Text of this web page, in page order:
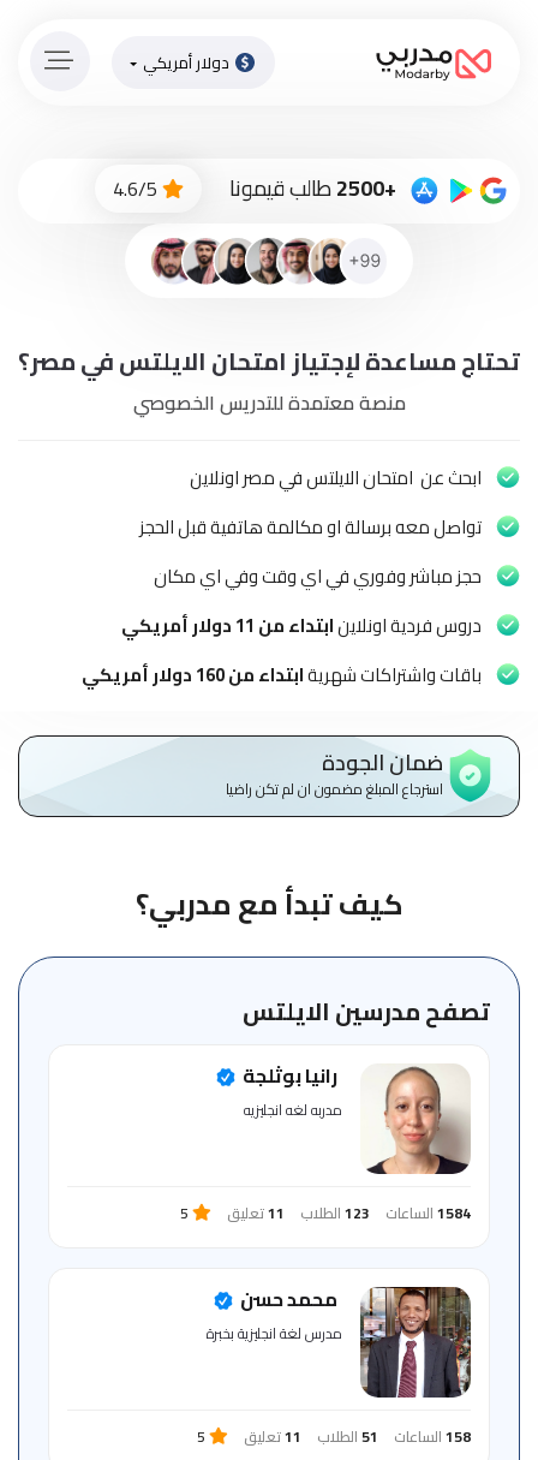
الاّن
لطاقم
المدرسين
أونلاين
باقات
وطلاب
المدارس
نحن
الشروط
والأحكام
الأساسية
للمنصة
الإرشادي
دولار أمريكي
+2500 طالب قيمونا 4.6/5
تحتاج مساعدة لإجتياز امتحان الايلتس في مصر؟
منصة معتمدة للتدريس الخصوصي
ابحث عن امتحان الايلتس في مصر اونلاين
تواصل معه برسالة او مكالمة هاتفية قبل الحجز
حجز مباشر وفوري في اي وقت وفي اي مكان
دروس فردية اونلاينابتداء من 11 دولار أمريكي
باقات واشتراكات شهريةابتداء من 160 دولار أمريكي
ضمان الجودة
استرجاع المبلغ مضمون ان لم تكن راضيا
كيف تبدأ مع مدربي؟
تصفح مدرسين الايلتس
رانيا بوثلجة
مدربه لغه انجليزيه
1584الساعات 123الطلاب 11تعليق 5
محمد حسن
مدرس لغة انجليزية بخبرة
158الساعات 51الطلاب 11تعليق 5